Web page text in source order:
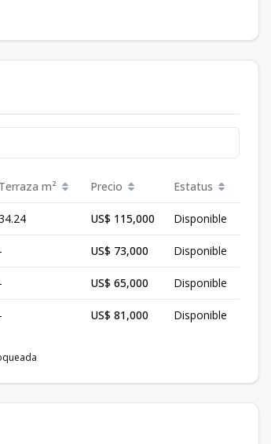
Terraza m² Precio Estatus
US$ 115,000 Disponible
- US$ 73,000 Disponible
- US$ 65,000 Disponible
- US$ 81,000 Disponible